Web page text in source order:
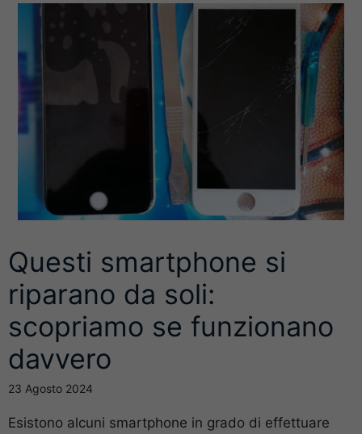
Questi smartphone si
riparano da soli:
scopriamo se funzionano
davvero
23 Agosto 2024
Esistono alcuni smartphone in grado di effettuare